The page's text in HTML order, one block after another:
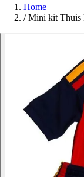
Home
/ Mini kit Thuis